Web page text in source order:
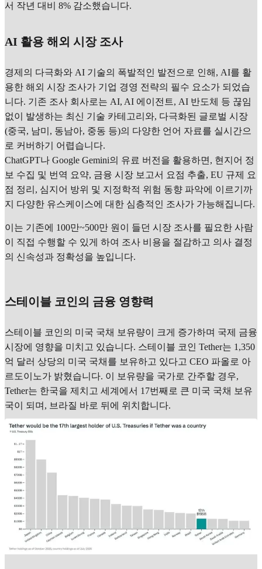
서 작년 대비 8% 감소했습니다.
AI 활용 해외 시장 조사
경제의 다극화와 AI 기술의 폭발적인 발전으로 인해, AI를 활
용한 해외 시장 조사가 기업 경영 전략의 필수 요소가 되었습
니다. 기존 조사 회사로는 AI, AI 에이전트, AI 반도체 등 끊임
없이 발생하는 최신 기술 카테고리와, 다극화된 글로벌 시장
(중국, 남미, 동남아, 중동 등)의 다양한 언어 자료를 실시간으
로 커버하기 어렵습니다.
ChatGPT나 Google Gemini의 유료 버전을 활용하면, 현지어 정
보 수집 및 번역 요약, 금융 시장 보고서 요점 추출, EU 규제 요
점 정리, 심지어 방위 및 지정학적 위험 동향 파악에 이르기까
지 다양한 유스케이스에 대한 심층적인 조사가 가능해집니다.
이는 기존에 100만~500만 원이 들던 시장 조사를 필요한 사람
이 직접 수행할 수 있게 하여 조사 비용을 절감하고 의사 결정
의 신속성과 정확성을 높입니다.
스테이블 코인의 금융 영향력
스테이블 코인의 미국 국채 보유량이 크게 증가하며 국제 금융
시장에 영향을 미치고 있습니다. 스테이블 코인 Tether는 1,350
억 달러 상당의 미국 국채를 보유하고 있다고 CEO 파올로 아
르도이노가 밝혔습니다. 이 보유량을 국가로 간주할 경우,
Tether는 한국을 제치고 세계에서 17번째로 큰 미국 국채 보유
국이 되며, 브라질 바로 뒤에 위치합니다.